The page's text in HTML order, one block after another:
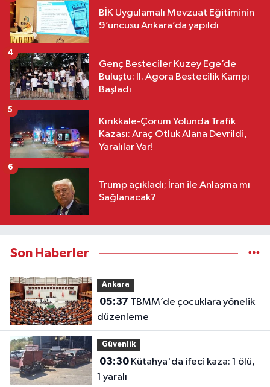
BİK Uygulamalı Mevzuat Eğitiminin
9’uncusu Ankara’da yapıldı
Genç Besteciler Kuzey Ege’de
Buluştu: II. Agora Bestecilik Kampı
Başladı
4
Kırıkkale-Çorum Yolunda Trafik
Kazası: Araç Otluk Alana Devrildi,
Yaralılar Var!
5
Trump açıkladı; İran ile Anlaşma mı
Sağlanacak?
6
Son Haberler
Ankara
05:37
düzenleme
Güvenlik
03:30Kütahya'da ifeci kaza: 1 ölü,
1 yaralı